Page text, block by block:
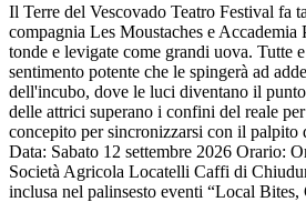
Il Terre del Vescovado Teatro Festival fa
compagnia Les Moustaches e
tonde e levigate come grandi uova. Tutte
sentimento potente che le spingerà ad
dell'incubo, dove le luci diventano il
delle attrici superano i confini del reale
concepito per sincronizzarsi con il
Data: Sabato 12 settembre 2026 Orario:
Società Agricola Locatelli Caffi di
inclusa nel palinsesto eventi “Local